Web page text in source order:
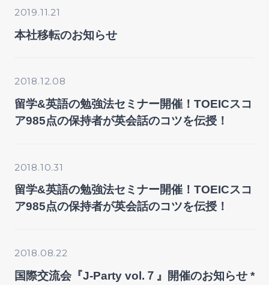
2019.11.21
本社移転のお知らせ
2018.12.08
留学&英語の勉強法セミナー開催！TOEICスコ
ア985点の保持者が英会話のコツを伝授！
2018.10.31
留学&英語の勉強法セミナー開催！TOEICスコ
ア985点の保持者が英会話のコツを伝授！
2018.08.22
国際交流会『J-Party vol.７』開催のお知らせ *